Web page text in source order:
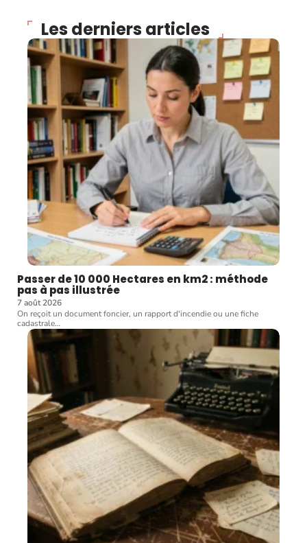
Les derniers articles
Passer de 10 000 Hectares en km2 : méthode
pas à pas illustrée
7 août 2026
On reçoit un document foncier, un rapport d'incendie ou une fiche
cadastrale…